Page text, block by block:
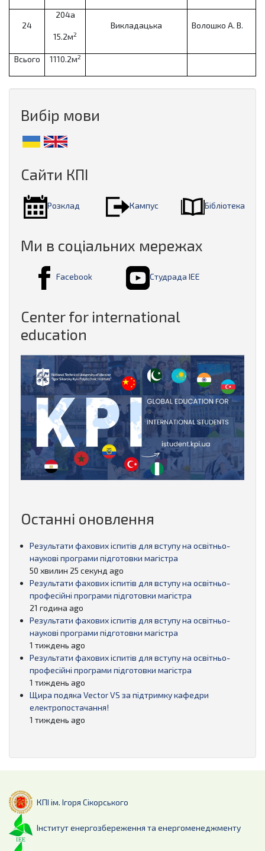
24
204а
15.2м2
Викладацька Волошко А. В.
Всього 1110.2м2
Вибір мови
Сайти КПІ
Розклад Кампус Бібліотека
Ми в соціальних мережах
Facebook Студрада ІЕЕ
Center for international
education
Останні оновлення
Результати фахових іспитів для вступу на освітньо-
наукові програми підготовки магістра
50 хвилин 25 секунд ago
Результати фахових іспитів для вступу на освітньо-
професійні програми підготовки магістра
21 година ago
Результати фахових іспитів для вступу на освітньо-
наукові програми підготовки магістра
1 тиждень ago
Результати фахових іспитів для вступу на освітньо-
професійні програми підготовки магістра
1 тиждень ago
Щира подяка Vector VS за підтримку кафедри
електропостачання!
1 тиждень ago
КПІ ім. Ігоря Сікорського
Інститут енергозбереження та енергоменеджменту